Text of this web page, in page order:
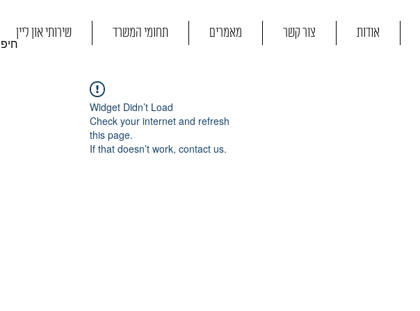
שירותי און ליין תחומי המשרד מאמרים צור קשר אודות
Widget Didn’t Load
Check your internet and refresh
this page.
If that doesn’t work, contact us.